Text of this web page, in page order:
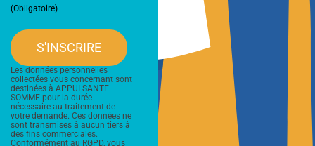
(Obligatoire)
S'INSCRIRE
Les données personnelles
collectées vous concernant sont
destinées à APPUI SANTE
SOMME pour la durée
nécessaire au traitement de
votre demande. Ces données ne
sont transmises à aucun tiers à
des fins commerciales.
Conformément au RGPD, vous